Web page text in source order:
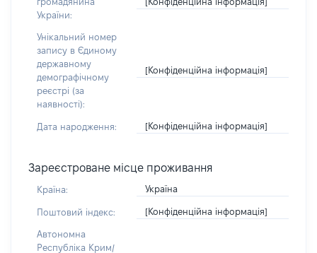
України:
Унікальний номер
запису в Єдиному
державному
демографічному
реєстрі (за
наявності):
[Конфіденційна інформація]
Дата народження: [Конфіденційна інформація]
Зареєстроване місце проживання
Країна: Україна
Поштовий індекс: [Конфіденційна інформація]
Автономна
Республіка Крим/